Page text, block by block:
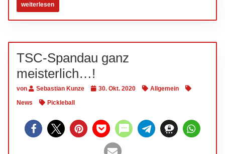
weiterlesen
TSC-Spandau ganz
meisterlich…!
von Sebastian Kunze 30. Okt. 2020
Allgemein
News
Pickleball